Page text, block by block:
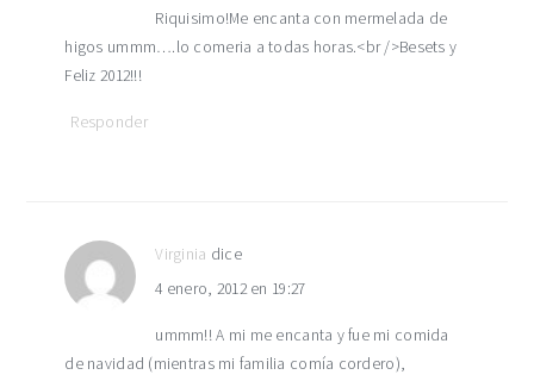
Riquisimo!Me encanta con mermelada de
higos ummm….lo comeria a todas horas.<br />Besets y
Feliz 2012!!!
Responder
Virginia dice
4 enero, 2012 en 19:27
ummm!! A mi me encanta y fue mi comida
de navidad (mientras mi familia comía cordero),